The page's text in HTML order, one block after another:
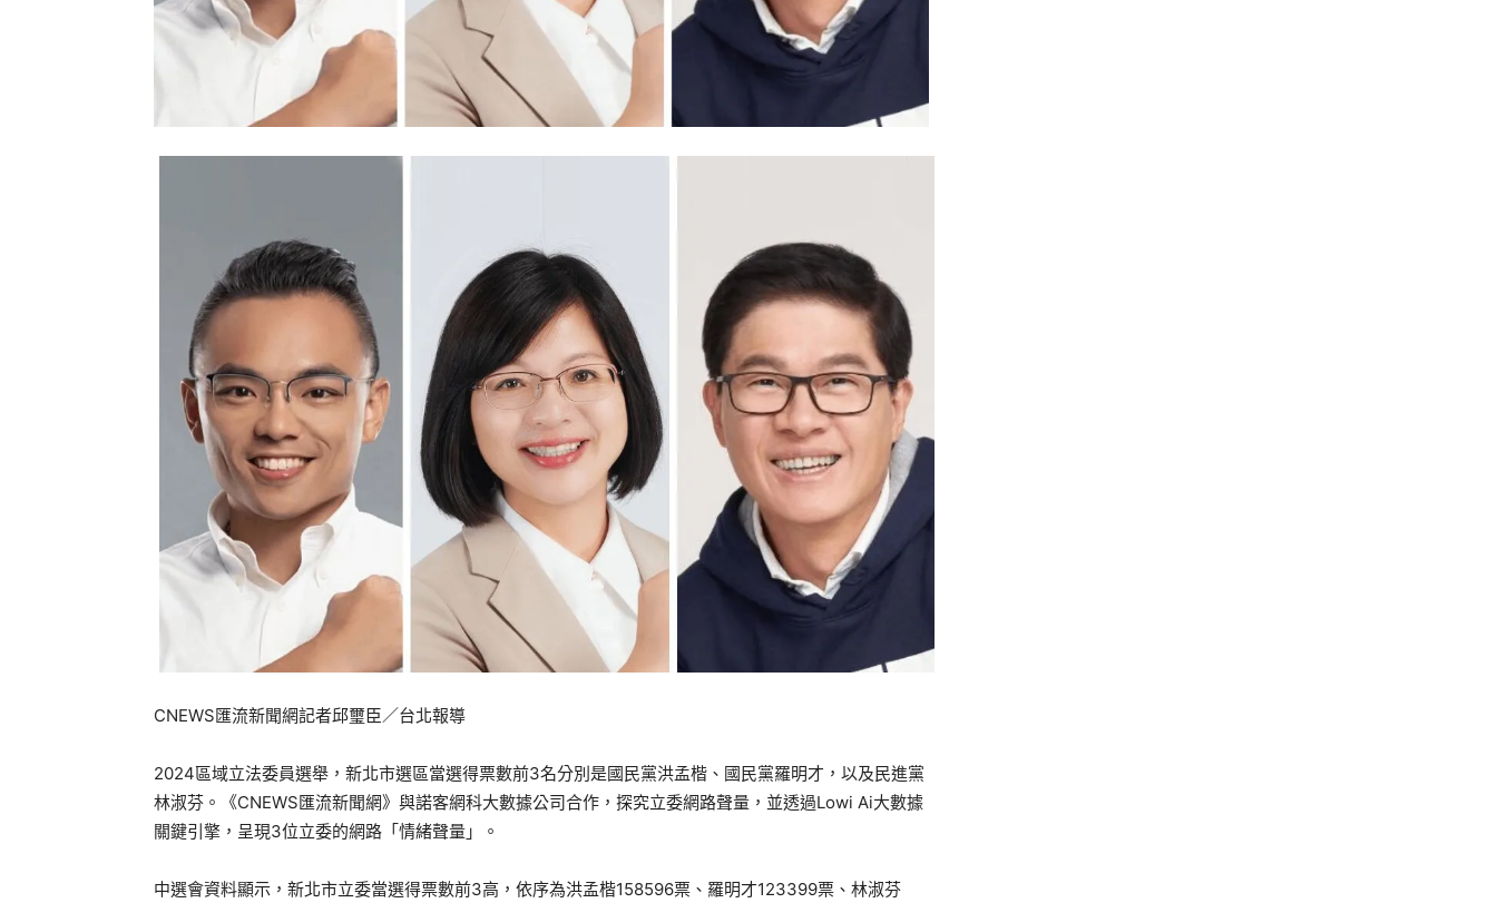
CNEWS匯流新聞網記者邱璽臣／台北報導
2024區域立法委員選舉，新北市選區當選得票數前3名分別是國民黨洪孟楷、國民黨羅明才，以及民進黨
林淑芬。《CNEWS匯流新聞網》與諾客網科大數據公司合作，探究立委網路聲量，並透過Lowi Ai大數據
關鍵引擎，呈現3位立委的網路「情緒聲量」。
中選會資料顯示，新北市立委當選得票數前3高，依序為洪孟楷158596票、羅明才123399票、林淑芬